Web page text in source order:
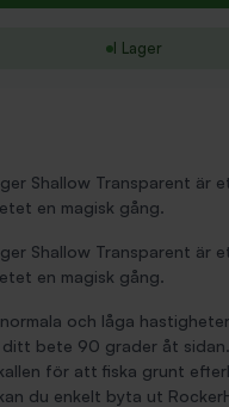
I Lager
Shallow Transparent är
en magisk gång.
Shallow Transparent är
en magisk gång.
och låga
bete 90 grader åt
för att fiska grunt
du enkelt byta ut